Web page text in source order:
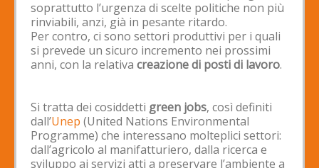
soprattutto l’urgenza di scelte politiche non più
rinviabili, anzi, già in pesante ritardo.
Per contro, ci sono settori produttivi per i quali
si prevede un sicuro incremento nei prossimi
anni, con la relativa creazione di posti di lavoro.
Si tratta dei cosiddetti green jobs, così definiti
dall’Unep (United Nations Environmental
Programme) che interessano molteplici settori:
dall’agricolo al manifatturiero, dalla ricerca e
sviluppo ai servizi atti a preservare l’ambiente a